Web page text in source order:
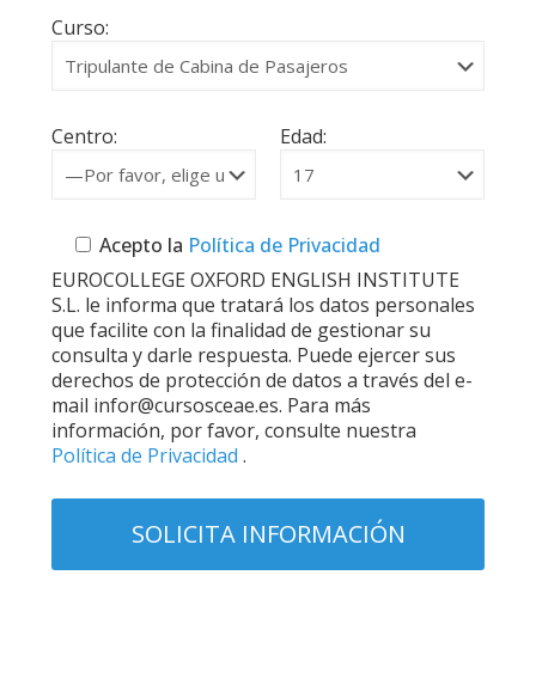
Curso:
Centro: Edad:
Acepto la Política de Privacidad
EUROCOLLEGE OXFORD ENGLISH INSTITUTE
S.L. le informa que tratará los datos personales
que facilite con la finalidad de gestionar su
consulta y darle respuesta. Puede ejercer sus
derechos de protección de datos a través del e-
mail infor@cursosceae.es. Para más
información, por favor, consulte nuestra
Política de Privacidad .